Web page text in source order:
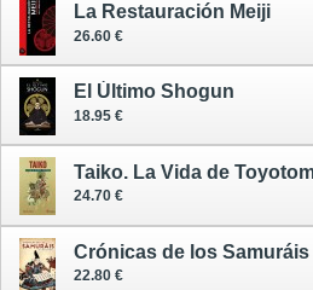
La Restauración Meiji
26.60 €
El Último Shogun
18.95 €
Taiko. La Vida de
24.70 €
Crónicas de los Samuráis
22.80 €